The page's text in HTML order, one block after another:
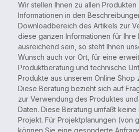
Wir stellen Ihnen zu allen Produkten
Informationen in den
Downloadbereich des Artikels zur
diese ganzen Informationen für Ihre
ausreichend sein, so steht Ihnen
Wunsch auch vor Ort, für eine
Produktberatung und technische
Produkte aus unserem Online Shop
Diese Beratung bezieht sich auf
zur Verwendung des Produktes
Daten. Diese Beratung umfaßt
Projekt. Für Projektplanungen (von
können Sie eine gesonderte